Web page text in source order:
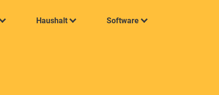
Haushalt Software